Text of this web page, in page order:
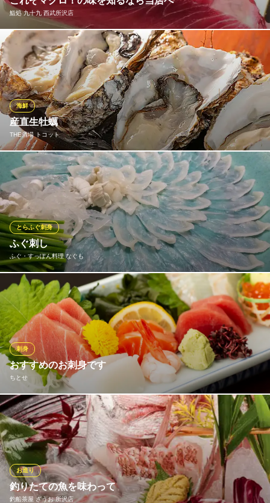
全席完全個室 3時間飲み放題 本鮪と直送鮮魚 匠味 所沢店
所沢 完全個室 居酒屋
西武新宿線所沢駅 徒歩4分
埼玉県所沢市日吉町8-4 ヤマ本ビル5F
鮨処 九十九 西武所沢店
天然の生マグロは、当店のこだわりです。それを低価格でご提供
するのもこだわりです！ ひとりでも多くのお客様に本物の味を知
っていただきたいです！ 是非、お試しください♪
鮨処 九十九 西武所沢店
寿司・宴会・会席
西武池袋線所沢駅西口 徒歩1分
埼玉県所沢市日吉町12-1 西武所沢店8F
産直生牡蠣
THE酒場 トコット
海鮮
【産直生牡蠣】全国から状態の良い品を集め一年中お客様にご提
供できるようにしています。自家製ポン酢・スコッチウイスキ
ー・ウォッカ・タバスコと世界の食べ方でご提供
THE酒場 トコット
地産地消の旨い肴と美酒
西武新宿線所沢駅 徒歩8分
埼玉県所沢市御幸町6-1 サンライズ所沢2F
ふぐ刺し
ふぐ・すっぽん料理 なぐも
とらふぐ刺身
「なぐも」のふぐ刺しは特に事前のご注文がない場合、基本、養
殖ふぐです。 ただし、同じ養殖と言っても、産地や養殖業者によ
り、ピンからキリまで様々。 「なぐも」ではその時期その時期
で、養殖の中でもトップクラスのふぐを選んで使用しています☆
ふぐ・すっぽん料理 なぐも
ふぐ・すっぽん季節料理
西武池袋線小手指駅南口 徒歩5分
埼玉県所沢市小手指町3-32-1
おすすめのお刺身です
ちとせ
刺身
お刺身も充実してます
ちとせ
うどん・割烹・寿司
西武池袋線所沢駅東口 車5分
埼玉県所沢市若松町825-3 1・2F
釣りたての魚を味わって
釣船茶屋 ざうお 所沢店
お造り